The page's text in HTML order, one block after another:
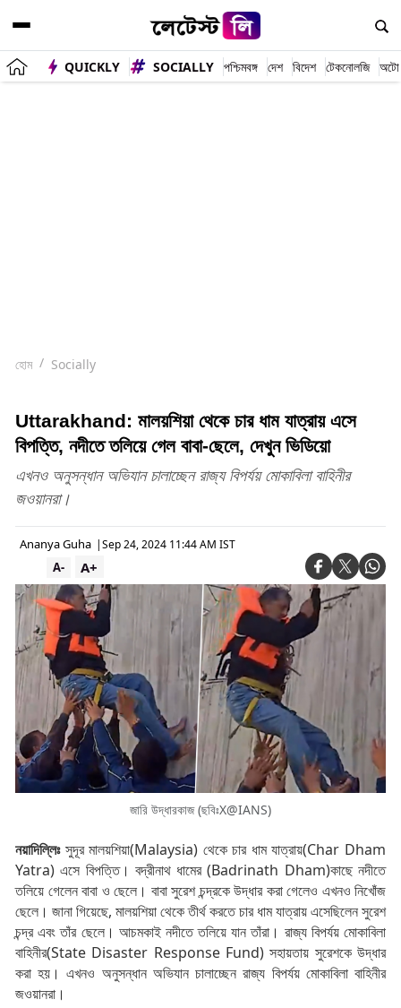
QUICKLY SOCIALLY পশ্চিমবঙ্গ দেশ বিদেশ টেকনোলজি অটো
হোম Socially
Uttarakhand: মালয়শিয়া থেকে চার ধাম যাত্রায় এসে
বিপত্তি, নদীতে তলিয়ে গেল বাবা-ছেলে, দেখুন ভিডিয়ো
এখনও অনুসন্ধান অভিযান চালাচ্ছেন রাজ্য বিপর্যয় মোকাবিলা বাহিনীর
জওয়ানরা।
Ananya Guha |Sep 24, 2024 11:44 AM IST
A+
A-
জারি উদ্ধারকাজ (ছবিঃX@IANS)
নয়াদিল্লিঃসুদূর মালয়শিয়া(Malaysia) থেকে চার ধাম যাত্রায়(Char Dham
Yatra) এসে বিপত্তি। বদ্রীনাথ ধামের (Badrinath Dham)কাছে নদীতে
তলিয়ে গেলেন বাবা ও ছেলে। বাবা সুরেশ চন্দ্রকে উদ্ধার করা গেলেও এখনও নিখোঁজ
ছেলে। জানা গিয়েছে, মালয়শিয়া থেকে তীর্থ করতে চার ধাম যাত্রায় এসেছিলেন সুরেশ
চন্দ্র এবং তাঁর ছেলে। আচমকাই নদীতে তলিয়ে যান তাঁরা। রাজ্য বিপর্যয় মোকাবিলা
বাহিনীর(State Disaster Response Fund) সহায়তায় সুরেশকে উদ্ধার
করা হয়। এখনও অনুসন্ধান অভিযান চালাচ্ছেন রাজ্য বিপর্যয় মোকাবিলা বাহিনীর
জওয়ানরা।